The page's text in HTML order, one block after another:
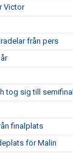
Victor
från pers
tog sig till semifinal
finalplats
för Malin